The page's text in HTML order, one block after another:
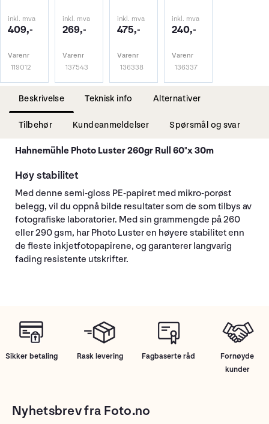
inkl. mva
409,-
Varenr
119012
inkl. mva
269,-
Varenr
137543
inkl. mva
475,-
Varenr
136338
inkl. mva
240,-
Varenr
136337
Beskrivelse Teknisk info Alternativer
Tilbehør Kundeanmeldelser Spørsmål og svar
Hahnemühle Photo Luster 260gr Rull 60"x 30m
Høy stabilitet
Med denne semi-gloss PE-papiret med mikro-porøst
belegg, vil du oppnå bilde resultater som de som tilbys av
fotografiske laboratorier. Med sin grammengde på 260
eller 290 gsm, har Photo Luster en høyere stabilitet enn
de fleste inkjetfotopapirene, og garanterer langvarig
fading resistente utskrifter.
Sikker betaling Rask levering Fagbaserte råd
Fornøyde
kunder
Nyhetsbrev fra Foto.no